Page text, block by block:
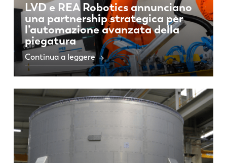
LVD e REA Robotics annunciano
una partnership strategica per
l’automazione avanzata della
piegatura
Continua a leggere
Lavora con noi
Contattateci